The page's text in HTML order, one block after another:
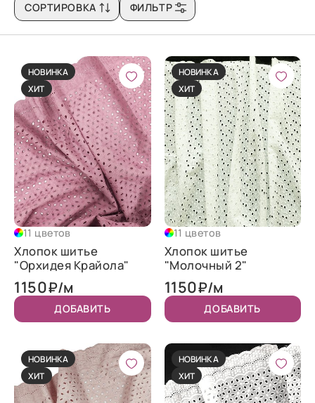
СОРТИРОВКА ФИЛЬТР
НОВИНКА
ХИТ
11 цветов
Хлопок шитье
"Орхидея Крайола"
1150₽/м
ДОБАВИТЬ
НОВИНКА
ХИТ
11 цветов
Хлопок шитье
"Молочный 2"
1150₽/м
ДОБАВИТЬ
НОВИНКА
ХИТ
НОВИНКА
ХИТ